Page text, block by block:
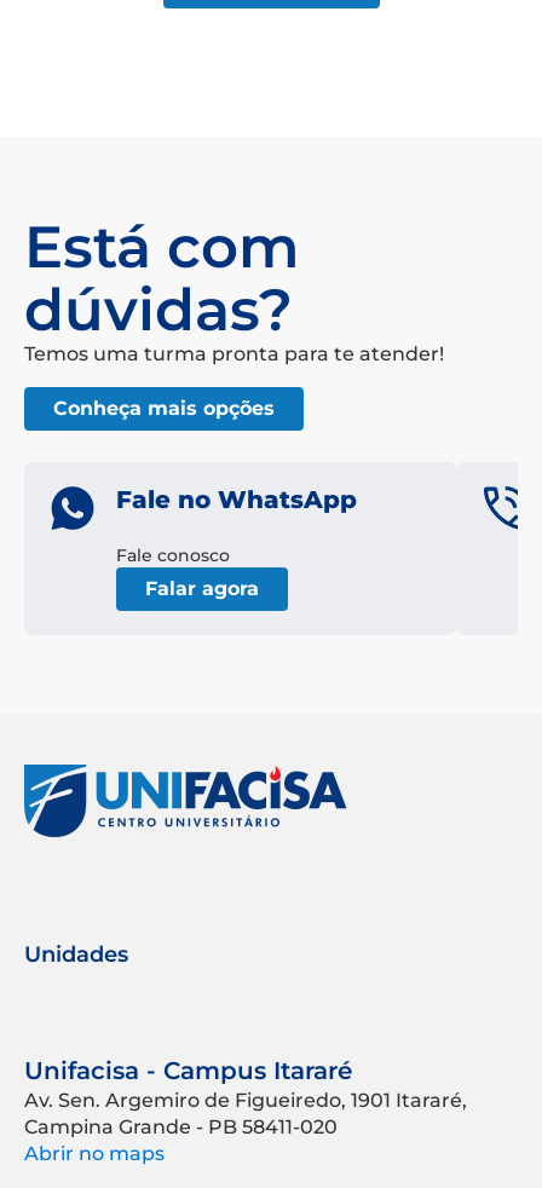
Está com
dúvidas?
Temos uma turma pronta para te atender!
Conheça mais opções
Fale no WhatsApp
Fale conosco
Falar agora
Unidades
Unifacisa - Campus Itararé
Av. Sen. Argemiro de Figueiredo, 1901 Itararé,
Campina Grande - PB 58411-020
Abrir no maps